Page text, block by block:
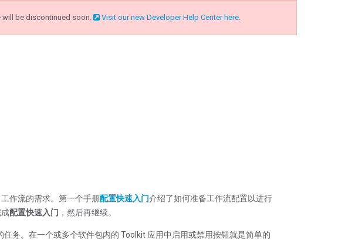
will be discontinued soon. Visit our new Developer Help Center here.
作流的需求。第一个手册配置快速入门介绍了如何准备工作流配置以进行
配置快速入门 ，然后再继续。
务。在一个或多个软件包内的 Toolkit 应用中启用或禁用按钮就是简单的